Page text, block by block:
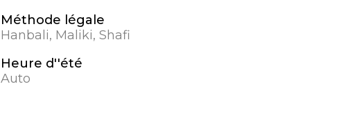
Méthode légale
Hanbali, Maliki, Shafi
Heure d''été
Auto